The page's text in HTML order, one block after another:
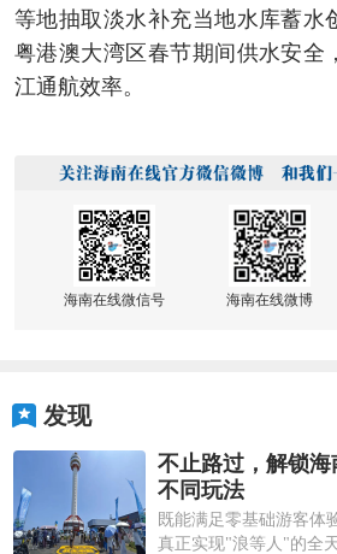
等地抽取淡水补充当地水库蓄水
粤港澳大湾区春节期间供水安全
江通航效率。
海南在线微信号 海南在线微博
发现
不止路过，解锁
不同玩法
既能满足零基础游客体
真正实现"浪等人"的全